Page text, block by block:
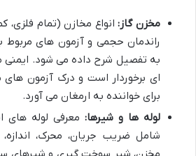
مخزن گاز:انواع مخازن (تمام فلزی،
راندمان حجمی و آزمون های مربوط
به تفصیل شرح داده می شود. ایمنی
ای برخوردار است و درک آزمون های
برای خواننده به ارمغان می آورد.
لوله ها و شیرها: معرفی لوله های
شامل ضریب جریان، محرک،